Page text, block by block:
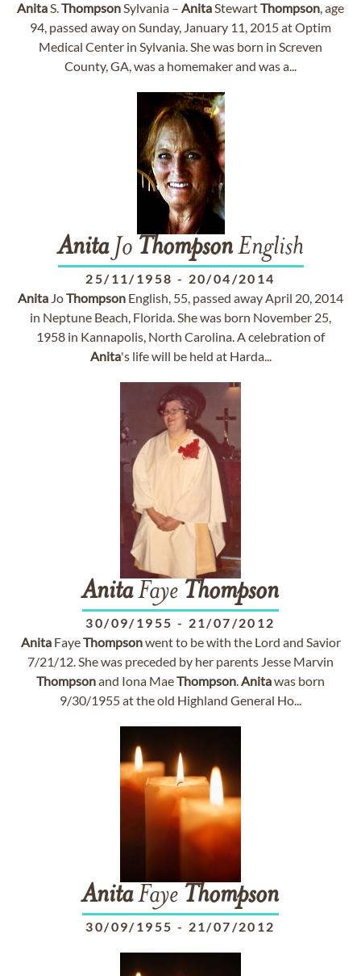
AnitaS.ThompsonSylvania – AnitaStewartThompson, age
94, passed away on Sunday, January 11, 2015 at Optim
Medical Center in Sylvania. She was born in Screven
County, GA, was a homemaker and was a...
AnitaJo ThompsonEnglish
25/11/1958 - 20/04/2014
Anita JoThompson English, 55, passed away April 20, 2014
in Neptune Beach, Florida. She was born November 25,
1958 in Kannapolis, North Carolina. A celebration of
Anita's life will be held at Harda...
AnitaFaye Thompson
30/09/1955 - 21/07/2012
AnitaFayeThompsonwent to be with the Lord and Savior
7/21/12. She was preceded by her parents Jesse Marvin
Thompsonand Iona MaeThompson.Anitawas born
9/30/1955 at the old Highland General Ho...
AnitaFaye Thompson
30/09/1955 - 21/07/2012